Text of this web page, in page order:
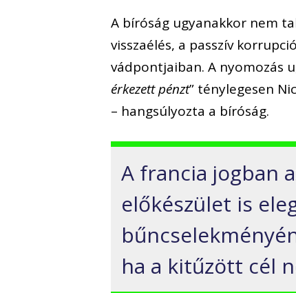
A bíróság ugyanakkor nem
visszaélés, a passzív
vádpontjaiban. A nyomozás
érkezett pénzt” ténylegesen
– hangsúlyozta a bíróság.
A francia jogban
előkészület is
ha a kitűzött cél